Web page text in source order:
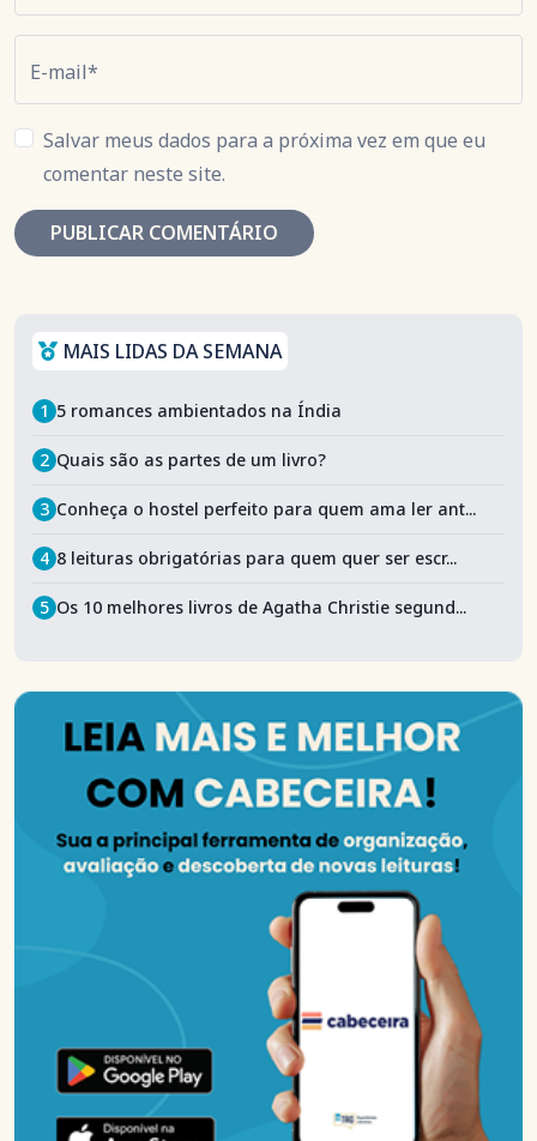
E-mail*
Salvar meus dados para a próxima vez em que eu
comentar neste site.
MAIS LIDAS DA SEMANA
1 5 romances ambientados na Índia
2 Quais são as partes de um livro?
3 Conheça o hostel perfeito para quem ama ler ant...
4 8 leituras obrigatórias para quem quer ser escr...
5 Os 10 melhores livros de Agatha Christie segund...